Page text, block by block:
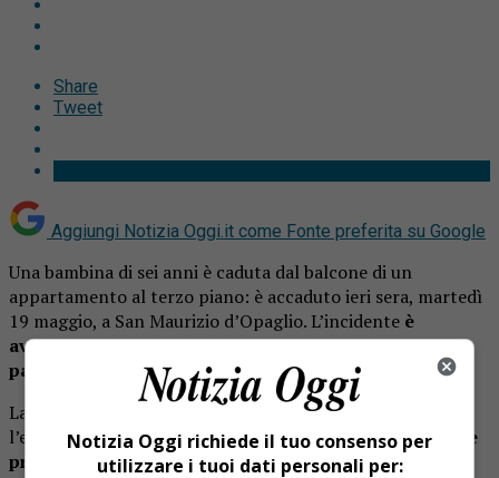
Share
Tweet
Aggiungi Notizia Oggi.it come Fonte preferita su Google
Una bambina di sei anni è caduta dal balcone di un
appartamento al terzo piano: è accaduto ieri sera, martedì
19 maggio, a San Maurizio d’Opaglio. L’incidente è
avvenuto intorno alle 19 in via Roma, nel centro del
paese affacciato sul lago d’Orta.
La piccola è precipitata nell’area parcheggio sotto
l’edificio. L’allarmeè scattato subito grazie alle persone
presenti, che hanno chiesto l’intervento dei soccorsi
Notizia Oggi richiede il tuo consenso per
utilizzare i tuoi dati personali per: